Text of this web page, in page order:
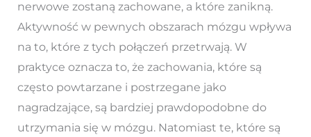
nerwowe zostaną zachowane, a które zanikną.
Aktywność w pewnych obszarach mózgu wpływa
na to, które z tych połączeń przetrwają. W
praktyce oznacza to, że zachowania, które są
często powtarzane i postrzegane jako
nagradzające, są bardziej prawdopodobne do
utrzymania się w mózgu. Natomiast te, które są